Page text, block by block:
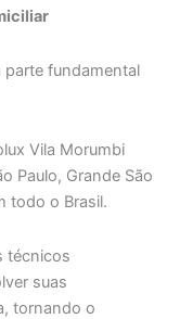
parte fundamental
Vila Morumbi
Paulo, Grande São
todo o Brasil.
técnicos
suas
tornando o